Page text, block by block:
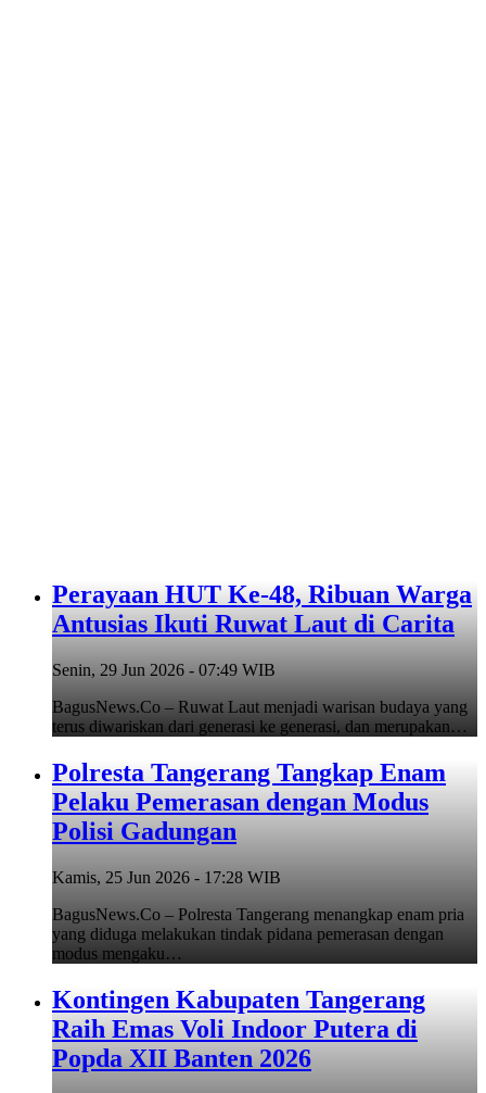
Perayaan HUT Ke-48, Ribuan Warga
Antusias Ikuti Ruwat Laut di Carita
Senin, 29 Jun 2026 - 07:49 WIB
BagusNews.Co – Ruwat Laut menjadi warisan budaya yang
terus diwariskan dari generasi ke generasi, dan merupakan…
Polresta Tangerang Tangkap Enam
Pelaku Pemerasan dengan Modus
Polisi Gadungan
Kamis, 25 Jun 2026 - 17:28 WIB
BagusNews.Co – Polresta Tangerang menangkap enam pria
yang diduga melakukan tindak pidana pemerasan dengan
modus mengaku…
Kontingen Kabupaten Tangerang
Raih Emas Voli Indoor Putera di
Popda XII Banten 2026